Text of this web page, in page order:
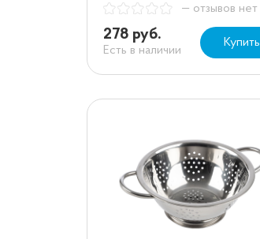
— отзывов нет
278 руб.
Есть в наличии
Купить